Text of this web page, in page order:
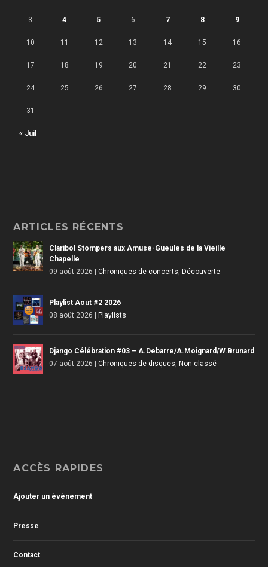
« Juil
3 4 5 6 7 8 9
10 11 12 13 14 15 16
17 18 19 20 21 22 23
24 25 26 27 28 29 30
31
ARTICLES RÉCENTS
Claribol Stompers aux Amuse-Gueules de la Vieille
Chapelle
09 août 2026
|Chroniques de concerts, Découverte
Playlist Aout #2 2026
08 août 2026
Playlists
Django Célébration #03 – A.Debarre/A.Moignard/W.Brunard
07 août 2026
|Chroniques de disques, Non classé
ACCÈS RAPIDES
Ajouter un événement
Presse
Contact